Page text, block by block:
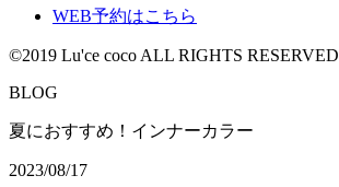
WEB予約はこちら
©2019 Lu'ce coco ALL RIGHTS RESERVED
BLOG
夏におすすめ！インナーカラー
2023/08/17